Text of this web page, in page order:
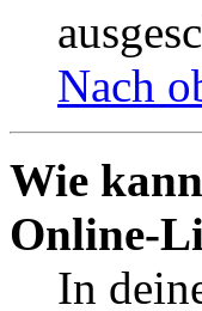
Nach
Wie
Online-
In